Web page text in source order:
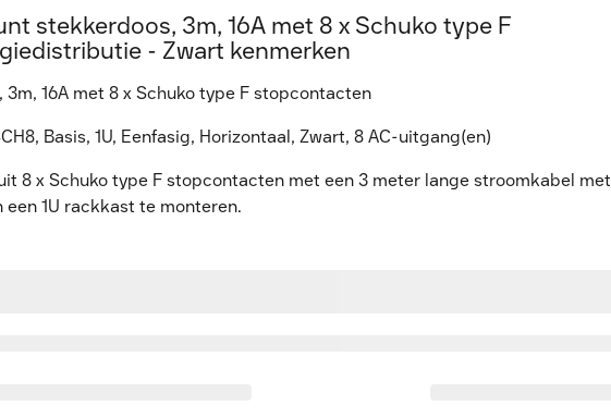
stekkerdoos, 3m, 16A met 8 x Schuko type F
- Zwart kenmerken
16A met 8 x Schuko type F stopcontacten
Basis, 1U, Eenfasig, Horizontaal, Zwart, 8 AC-uitgang(en)
8 x Schuko type F stopcontacten met een 3 meter lange stroomkabel met
1U rackkast te monteren.